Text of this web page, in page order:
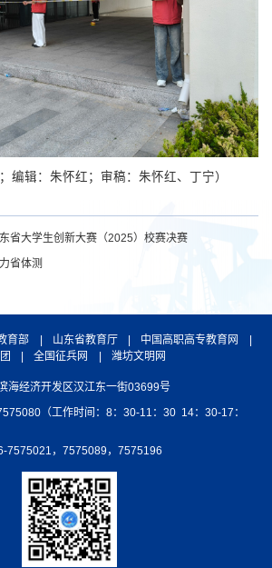
编辑：朱怀红；审稿：朱怀红、丁宁）
省大学生创新大赛（2025）校赛决赛
省体测
育部 | 山东省教育厅 | 中国高职高专教育网
|
| 全国征兵网 | 潍坊文明网
海经济开发区汉江东一街03699号
（工作时间：8：30-11：30 14：30-17：
7575021，7575089，7575196